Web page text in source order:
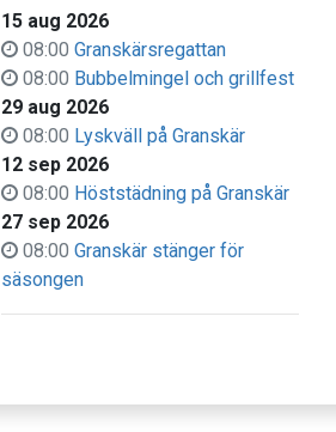
15 aug 2026
08:00 Granskärsregattan
08:00 Bubbelmingel och grillfest
29 aug 2026
08:00 Lyskväll på Granskär
12 sep 2026
08:00 Höststädning på Granskär
27 sep 2026
08:00 Granskär stänger för
säsongen